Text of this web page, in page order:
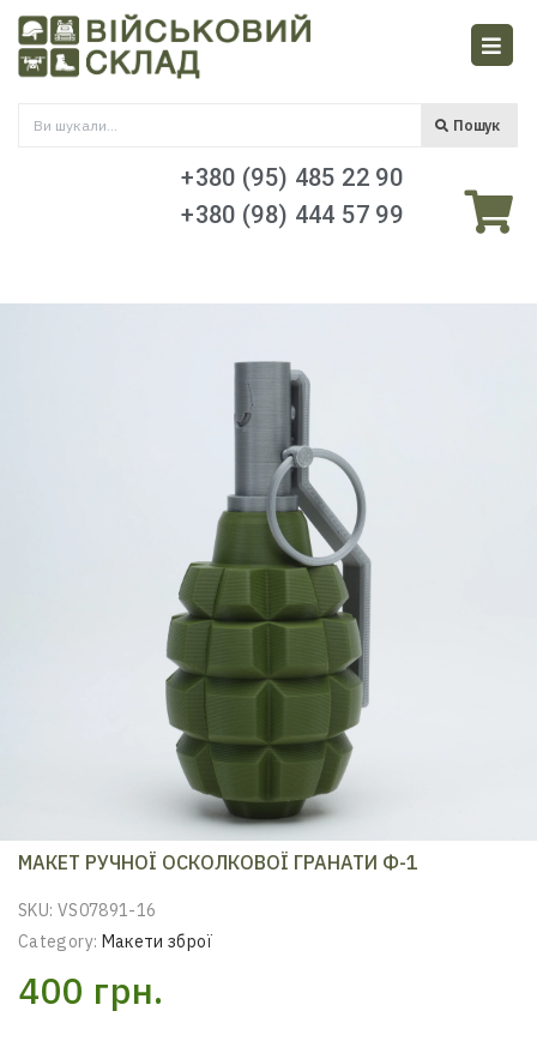
Пошук
+380 (95) 485 22 90
+380 (98) 444 57 99
МАКЕТ РУЧНОЇ ОСКОЛКОВОЇ ГРАНАТИ Ф-1
SKU: VS07891-16
Category: Макети зброї
400 грн.